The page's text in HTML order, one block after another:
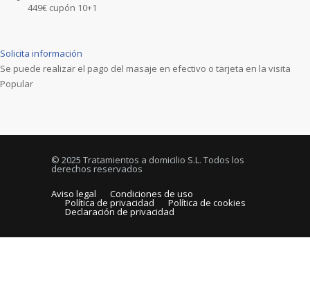
449€ cupón 10+1
Solicita información
Se puede realizar el pago del masaje en efectivo o tarjeta en la visita
Popular
© 2025 Tratamientos a domicilio S.L. Todos los
derechos reservados
Aviso legal
Condiciones de uso
Política de privacidad Política de cookies
Declaración de privacidad